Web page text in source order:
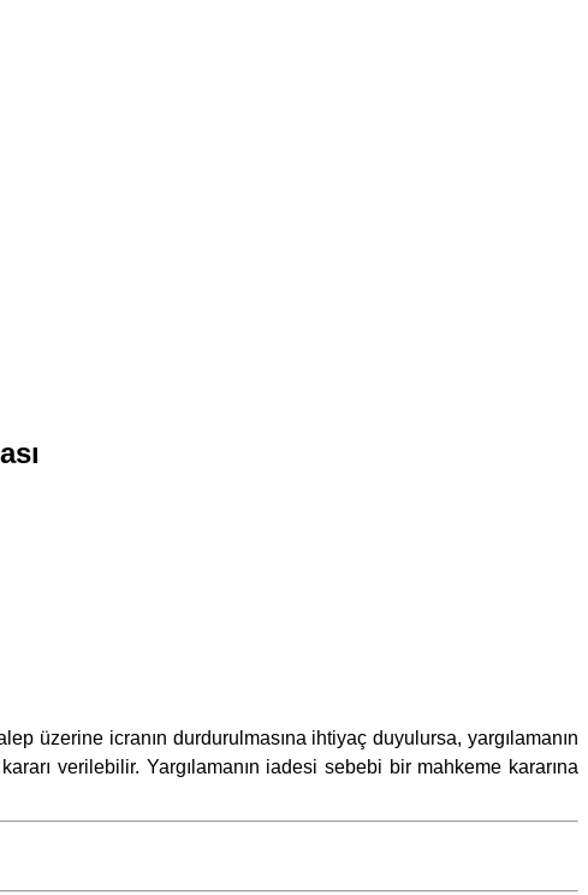
üzerine icranın durdurulmasına ihtiyaç duyulursa, yargılamanın
verilebilir. Yargılamanın iadesi sebebi bir mahkeme kararına